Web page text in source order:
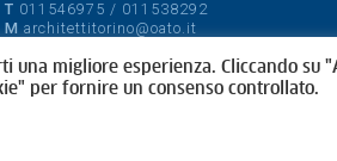
T 011546975 / 011538292
M architettitorino@oato.it
migliore esperienza. Cliccando su
per fornire un consenso controllato.